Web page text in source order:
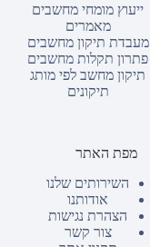
ייעוץ מומחי מחשבים
מאמרים
מעבדת תיקון מחשבים
פתרון תקלות מחשבים
תיקון מחשב לפי מותג
תיקונים
מפת האתר
השירותים שלנו
אודותנו
הצהרת נגישות
צור קשר